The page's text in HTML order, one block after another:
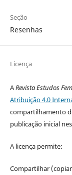
Seção
Resenhas
Licença
ARevista Estudos
Atribuição 4.0
compartilhamento
publicação inicial
A licença permite:
Compartilhar